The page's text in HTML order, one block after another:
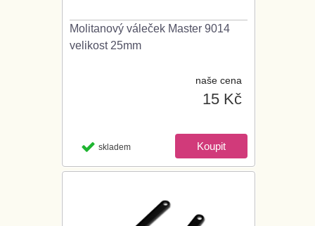
Molitanový váleček Master 9014
velikost 25mm
naše cena
15 Kč
skladem